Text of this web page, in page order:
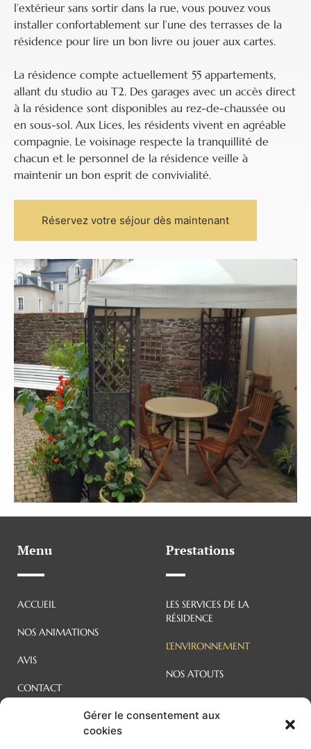
Gérer le consentement aux
cookies
l’extérieur sans sortir dans la rue, vous pouvez vous
installer confortablement sur l’une des terrasses de la
résidence pour lire un bon livre ou jouer aux cartes.
La résidence compte actuellement 55 appartements,
allant du studio au T2. Des garages avec un accès direct
à la résidence sont disponibles au rez-de-chaussée ou
en sous-sol. Aux Lices, les résidents vivent en agréable
compagnie. Le voisinage respecte la tranquillité de
chacun et le personnel de la résidence veille à
maintenir un bon esprit de convivialité.
Réservez votre séjour dès maintenant
Menu
ACCUEIL
NOS ANIMATIONS
AVIS
CONTACT
Prestations
LES SERVICES DE LA
RÉSIDENCE
L’ENVIRONNEMENT
NOS ATOUTS
NOS APPARTEMENTS ET
LOCAUX